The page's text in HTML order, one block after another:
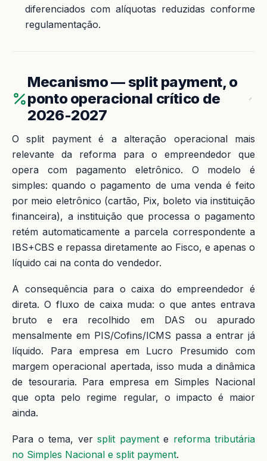
diferenciados com alíquotas reduzidas conforme
regulamentação.
Mecanismo — split payment, o
ponto operacional crítico de
2026-2027
O split payment é a alteração operacional mais
relevante da reforma para o empreendedor que
opera com pagamento eletrônico. O modelo é
simples: quando o pagamento de uma venda é feito
por meio eletrônico (cartão, Pix, boleto via instituição
financeira), a instituição que processa o pagamento
retém automaticamente a parcela correspondente a
IBS+CBS e repassa diretamente ao Fisco, e apenas o
líquido cai na conta do vendedor.
A consequência para o caixa do empreendedor é
direta. O fluxo de caixa muda: o que antes entrava
bruto e era recolhido em DAS ou apurado
mensalmente em PIS/Cofins/ICMS passa a entrar já
líquido. Para empresa em Lucro Presumido com
margem operacional apertada, isso muda a dinâmica
de tesouraria. Para empresa em Simples Nacional
que opta pelo regime regular, o impacto é maior
ainda.
Para o tema, ver split paymente reforma tributária
no Simples Nacional e split payment.